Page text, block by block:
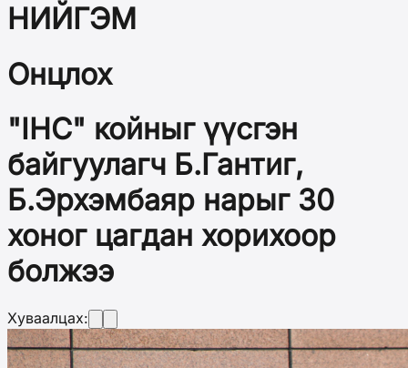
НИЙГЭМ
Онцлох
"IHC" койныг үүсгэн
байгуулагч Б.Гантиг,
Б.Эрхэмбаяр нарыг 30
хоног цагдан хорихоор
болжээ
Хуваалцах: